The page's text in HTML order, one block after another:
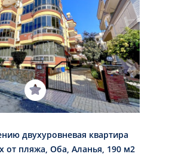
двухуровневая квартира
от пляжа, Оба, Аланья, 190 м2